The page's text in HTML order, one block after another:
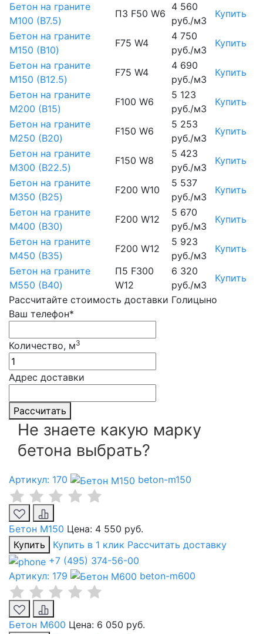
Бетон на граните
М100 (B7.5)
П3 F50 W6
4 560
руб./м3
Купить
Бетон на граните
М150 (B10)
F75 W4
4 750
руб./м3
Купить
Бетон на граните
М150 (B12.5)
F75 W4
4 690
руб./м3
Купить
Бетон на граните
М200 (B15)
F100 W6
5 123
руб./м3
Купить
Бетон на граните
М250 (B20)
F150 W6
5 253
руб./м3
Купить
Бетон на граните
М300 (B22.5)
F150 W8
5 423
руб./м3
Купить
Бетон на граните
М350 (B25)
F200 W10
5 537
руб./м3
Купить
Бетон на граните
М400 (B30)
F200 W12
5 670
руб./м3
Купить
Бетон на граните
М450 (B35)
F200 W12
5 923
руб./м3
Купить
Бетон на граните
М550 (B40)
П5 F300
W12
6 320
руб./м3
Купить
Рассчитайте стоимость доставки Голицыно
Ваш телефон*
Количество, м3
Адрес доставки
Рассчитать
Не знаете какую марку
бетона выбрать?
Артикул: 170 beton-m150
Бетон М150 Цена: 4 550 руб.
Купить
Купить в 1 клик Рассчитать доставку
+7 (495) 374-56-00
Артикул: 179
beton-m600
Бетон М600 Цена: 6 050 руб.